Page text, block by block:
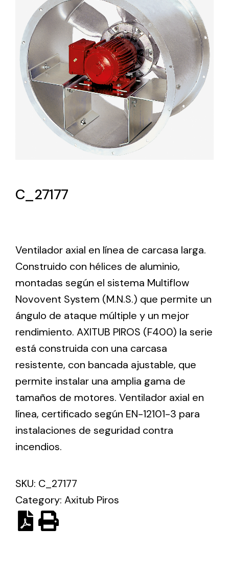
Lighting and Electrical
Equipment
Complete solutions in lighting and electrical
material for each project and need
Ventilation
The incorporation of Novovent into the group
meant a greater offer of ventilation products for
different uses
Iluminación Solar
de necesidades.
Solar lighting
Variety of solar solutions for all kinds of needs.
C_27177
Ventilador axial en línea de carcasa larga.
Construido con hélices de aluminio,
montadas según el sistema Multiflow
Novovent System (M.N.S.) que permite un
ángulo de ataque múltiple y un mejor
rendimiento. AXITUB PIROS (F400) la serie
está construida con una carcasa
resistente, con bancada ajustable, que
permite instalar una amplia gama de
tamaños de motores. Ventilador axial en
línea, certificado según EN-12101-3 para
instalaciones de seguridad contra
incendios.
SKU: C_27177
Category: Axitub Piros